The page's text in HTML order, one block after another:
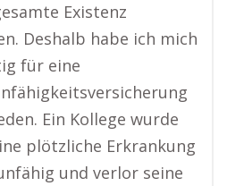
Existenz
Deshalb habe ich mich
für eine
Ein Kollege wurde
plötzliche Erkrankung
und verlor seine